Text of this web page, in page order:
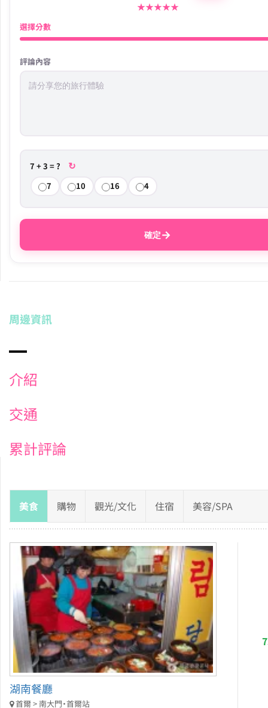
★★★★★
選擇分數
評論內容
7 + 3 = ? ↻
7 10 16 4
確定→
周邊資訊
介紹
交通
累計評論
美食 購物 觀光/文化 住宿 美容/SPA
湖南餐廳
首爾 > 南大門・首爾站